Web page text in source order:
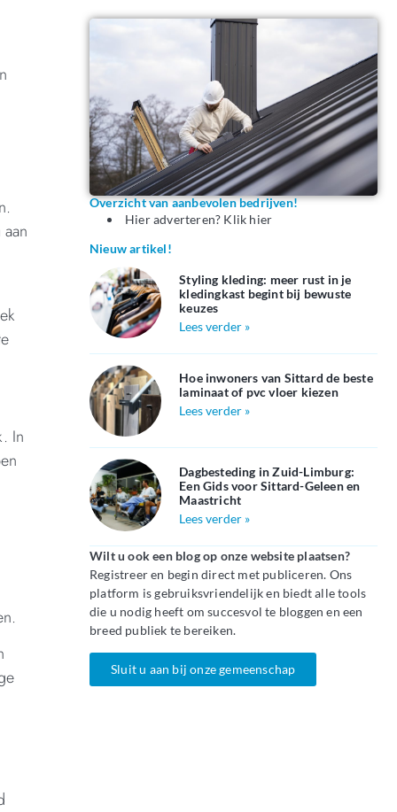
In
Overzicht van aanbevolen bedrijven!
Hier adverteren? Klik hier
Nieuw artikel!
Styling kleding: meer rust in je
kledingkast begint bij bewuste
keuzes
Lees verder »
Hoe inwoners van Sittard de beste
laminaat of pvc vloer kiezen
Lees verder »
Dagbesteding in Zuid-Limburg:
Een Gids voor Sittard-Geleen en
Maastricht
Lees verder »
Wilt u ook een blog op onze website plaatsen?
Registreer en begin direct met publiceren. Ons
platform is gebruiksvriendelijk en biedt alle tools
die u nodig heeft om succesvol te bloggen en een
breed publiek te bereiken.
Sluit u aan bij onze gemeenschap